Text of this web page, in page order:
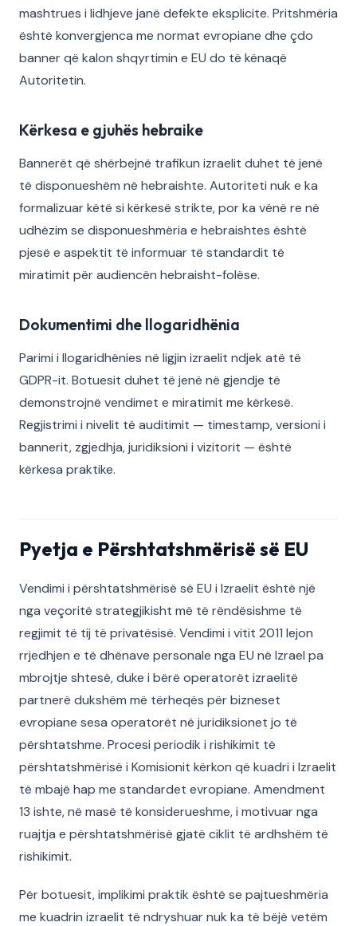
mashtrues i lidhjeve janë defekte eksplicite. Pritshmëria
është konvergjenca me normat evropiane dhe çdo
banner që kalon shqyrtimin e EU do të kënaqë
Autoritetin.
Kërkesa e gjuhës hebraike
Bannerët që shërbejnë trafikun izraelit duhet të jenë
të disponueshëm në hebraishte. Autoriteti nuk e ka
formalizuar këtë si kërkesë strikte, por ka vënë re në
udhëzim se disponueshmëria e hebraishtes është
pjesë e aspektit të informuar të standardit të
miratimit për audiencën hebraisht-folëse.
Dokumentimi dhe llogaridhënia
Parimi i llogaridhënies në ligjin izraelit ndjek atë të
GDPR-it. Botuesit duhet të jenë në gjendje të
demonstrojnë vendimet e miratimit me kërkesë.
Regjistrimi i nivelit të auditimit — timestamp, versioni i
bannerit, zgjedhja, juridiksioni i vizitorit — është
kërkesa praktike.
Pyetja e Përshtatshmërisë së EU
Vendimi i përshtatshmërisë së EU i Izraelit është një
nga veçoritë strategjikisht më të rëndësishme të
regjimit të tij të privatësisë. Vendimi i vitit 2011 lejon
rrjedhjen e të dhënave personale nga EU në Izrael pa
mbrojtje shtesë, duke i bërë operatorët izraelitë
partnerë dukshëm më tërheqës për bizneset
evropiane sesa operatorët në juridiksionet jo të
përshtatshme. Procesi periodik i rishikimit të
përshtatshmërisë i Komisionit kërkon që kuadri i Izraelit
të mbajë hap me standardet evropiane. Amendment
13 ishte, në masë të konsiderueshme, i motivuar nga
ruajtja e përshtatshmërisë gjatë ciklit të ardhshëm të
rishikimit.
Për botuesit, implikimi praktik është se pajtueshmëria
me kuadrin izraelit të ndryshuar nuk ka të bëjë vetëm